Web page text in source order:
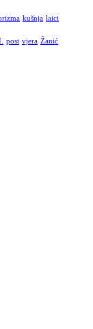
kušnja laici
post vjera Žanić